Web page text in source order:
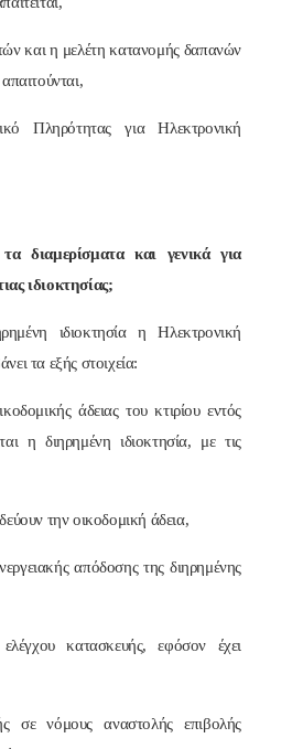
και η μελέτη κατανομής δαπανών
Πληρότητας για Ηλεκτρονική
διαμερίσματα και γενικά για
ιδιοκτησίας;
ιδιοκτησία η Ηλεκτρονική
τα εξής στοιχεία:
άδειας του κτιρίου εντός
η διηρημένη ιδιοκτησία, με τις
την οικοδομική άδεια,
απόδοσης της διηρημένης
ελέγχου κατασκευής, εφόσον έχει
σε νόμους αναστολής επιβολής